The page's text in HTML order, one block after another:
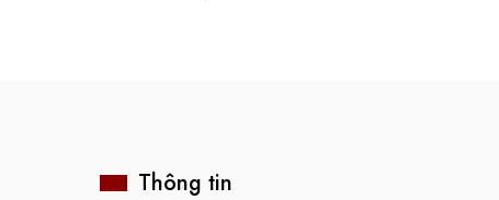
Thông tin